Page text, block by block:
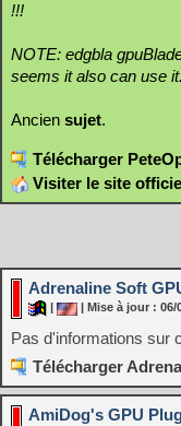
!!!
NOTE: edgbla
seems it also can use it.
Ancien sujet.
Télécharger
Visiter le site
Adrenaline Soft
| Mise à jour : 06/
Pas d'informations sur
Télécharger
AmiDog's GPU